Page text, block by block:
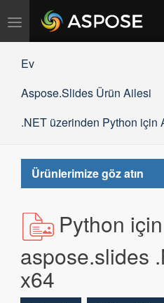
Gezinmeyi
Ev
Aspose.Slides Ürün Ailesi
.NET üzerinden Python için
Ürünlerimize göz atın
Python için
aspose.slides
x64